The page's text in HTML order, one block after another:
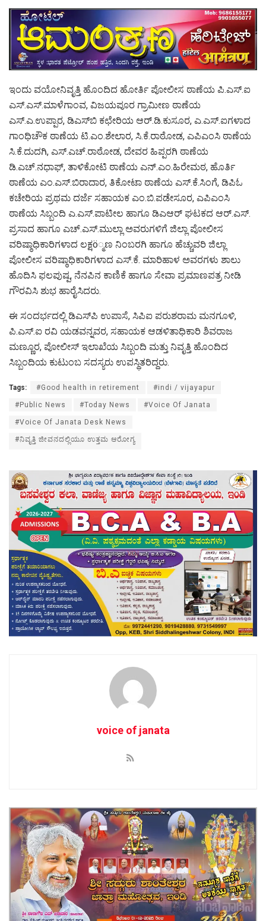
ಇಂದು ವಯೋನಿವೃತ್ತಿ ಹೊಂದಿದ ಹೋರ್ತಿ ಪೋಲೀಸ ಠಾಣೆಯ ಪಿ.ಎಸ್.ಐ
ಎಸ್.ಎಸ್.ಮಾಳೆಗಾಂವ, ವಿಜಯಪೂರ ಗ್ರಾಮೀಣ ಠಾಣೆಯ
ಎಸ್.ಎ.ಉಪ್ಪಾರ, ಡಿಎಸ್‌ಬಿ ಕಛೇರಿಯ ಆರ್.ಡಿ.ಕುಸೂರ, ಎ.ಎಸ್.ಐಗಳಾದ
ಗಾಂಧಿಚೌಕ ಠಾಣೆಯ ಟಿ.ಎಂ.ಶೇಲಾರ, ಸಿ.ಕೆ.ರಾಠೋಡ, ಎಪಿಎಂಸಿ ಠಾಣೆಯ
ಸಿ.ಕೆ.ದುದಗಿ, ಎಸ್.ಎಚ್.ರಾಠೋಡ, ದೇವರ ಹಿಪ್ಪರಗಿ ಠಾಣೆಯ
ಡಿ.ಎಚ್.ನಧಾಫ್, ತಾಳಿಕೋಟಿ ಠಾಣೆಯ ಎನ್.ಎಂ.ಹಿರೇಮಠ, ಹೊರ್ತಿ
ಠಾಣೆಯ ಎಂ.ಎಸ್.ಬಿರಾದಾರ, ತಿಕೋಟಾ ಠಾಣೆಯ ಎಸ್.ಕೆ.ಸಿಂಗೆ, ಡಿಪಿಓ
ಕಚೇರಿಯ ಪ್ರಥಮ ದರ್ಜೆ ಸಹಾಯಕ ಎಂ.ಬಿ.ಪಡೇಸೂರ, ಎಪಿಎಂಸಿ
ಠಾಣೆಯ ಸಿಬ್ಬಂದಿ ಎ.ಎಸ್.ಪಾಟೀಲ ಹಾಗೂ ಡಿಎಆರ್ ಘಟಕದ ಆರ್.ಎಸ್.
ಪ್ರಸಾದ ಹಾಗೂ ಎಚ್.ಎಸ್.ಮುಲ್ಲಾ ಅವರುಗಳಿಗೆ ಜಿಲ್ಲಾ ಪೋಲೀಸ
ವರಿಷ್ಠಾಧಿಕಾರಿಗಳಾದ ಲಕ್ಷö್ಮಣ ನಿಂಬರಗಿ ಹಾಗೂ ಹೆಚ್ಚುವರಿ ಜಿಲ್ಲಾ
ಪೋಲೀಸ ವರಿಷ್ಠಾಧಿಕಾರಿಗಳಾದ ಎಸ್.ಕೆ. ಮಾರಿಹಾಳ ಅವರಗಳು ಶಾಲು
ಹೊದಿಸಿ ಫಲಪುಷ್ಪ, ನೆನಪಿನ ಕಾಣಿಕೆ ಹಾಗೂ ಸೇವಾ ಪ್ರಮಾಣಪತ್ರ ನೀಡಿ
ಗೌರವಿಸಿ ಶುಭ ಹಾರೈಸಿದರು.
ಈ ಸಂದರ್ಭದಲ್ಲಿ ಡಿಎಸ್‌ಪಿ ಉಪಾಸೆ, ಸಿಪಿಐ ಪರುಶರಾಮ ಮನಗೂಳಿ,
ಪಿ.ಎಸ್.ಐ ರವಿ ಯಡವನ್ನವರ, ಸಹಾಯಕ ಆಡಳಿತಾಧಿಕಾರಿ ಶಿವರಾಜ
ಮಣ್ಣೂರ, ಪೋಲೀಸ್ ಇಲಾಖೆಯ ಸಿಬ್ಬಂದಿ ಮತ್ತು ನಿವೃತ್ತಿ ಹೊಂದಿದ
ಸಿಬ್ಬಂದಿಯ ಕುಟುಂಬ ಸದಸ್ಯರು ಉಪಸ್ಥಿತರಿದ್ದರು.
Tags: #Good health in retirement #indi / vijayapur
#Public News #Today News #Voice Of Janata
#Voice Of Janata Desk News
#ನಿವೃತ್ತಿ ಜೀವನದಲ್ಲಿಯೂ ಉತ್ತಮ ಆರೋಗ್ಯ
voice of janata